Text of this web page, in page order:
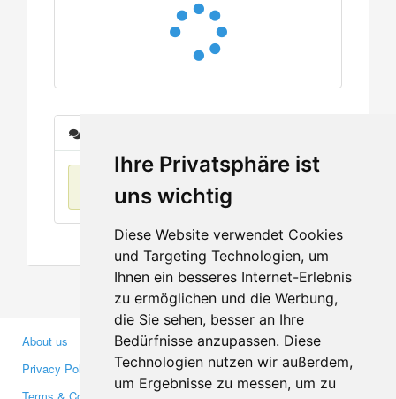
Ihre Privatsphäre ist
uns wichtig
Diese Website verwendet Cookies
und Targeting Technologien, um
Ihnen ein besseres Internet-Erlebnis
zu ermöglichen und die Werbung,
die Sie sehen, besser an Ihre
Bedürfnisse anzupassen. Diese
Technologien nutzen wir außerdem,
um Ergebnisse zu messen, um zu
No items found
About us
Privacy Policy
Terms & Conditions
Business Partners
Investors